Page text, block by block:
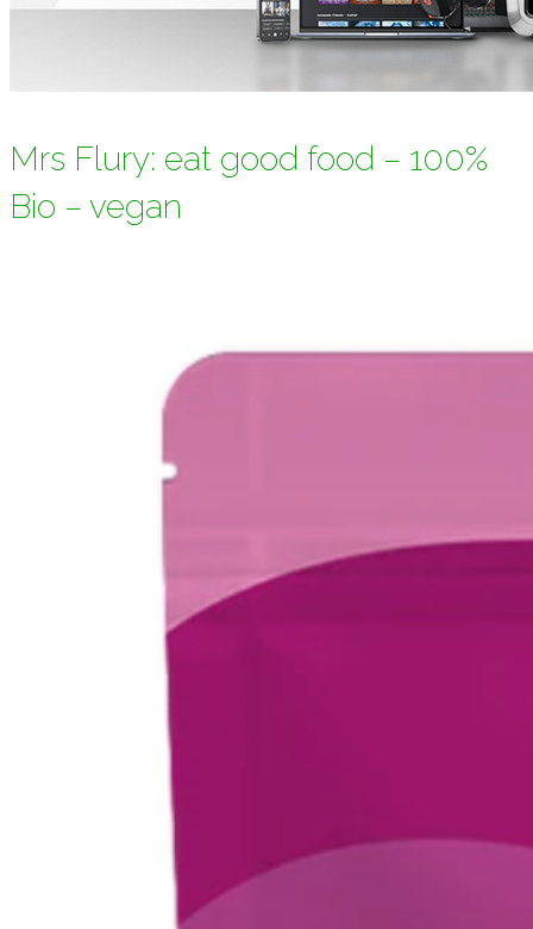
Mrs Flury: eat good food – 100%
Bio – vegan